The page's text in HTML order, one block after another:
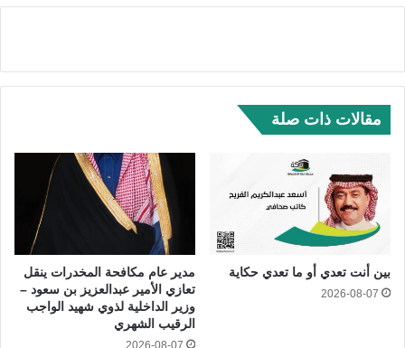
مقالات ذات صلة
بين أنت تعدي أو ما تعدي حكاية
2026-08-07
مدير عام مكافحة المخدرات ينقل
تعازي الأمير عبدالعزيز بن سعود –
وزير الداخلية لذوي شهيد الواجب
الرقيب الشهري